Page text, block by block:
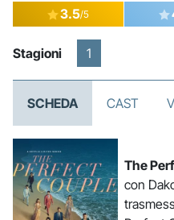
3.5/5
Stagioni 1
SCHEDA CAST
The
con